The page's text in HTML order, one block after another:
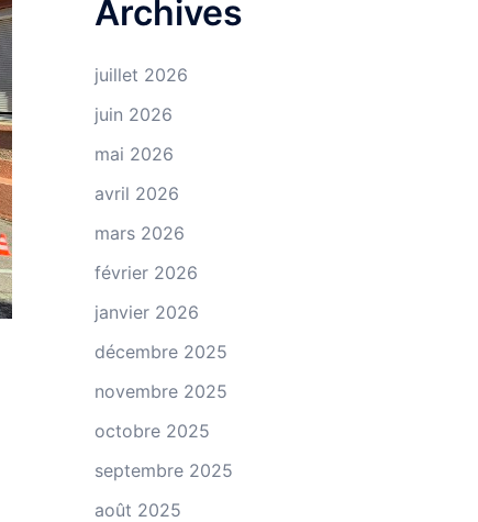
Archives
juillet 2026
juin 2026
mai 2026
avril 2026
mars 2026
février 2026
janvier 2026
décembre 2025
novembre 2025
octobre 2025
septembre 2025
août 2025